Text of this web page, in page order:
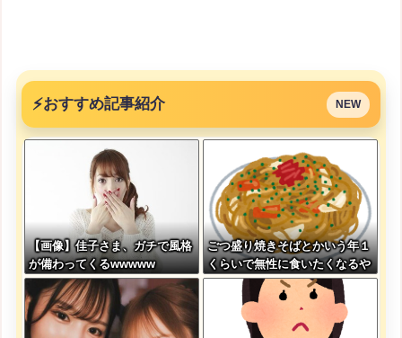
⚡おすすめ記事紹介 NEW
【画像】佳子さま、ガチで風格
が備わってくるwwwww
ごつ盛り焼きそばとかいう年１
くらいで無性に食いたくなるや
つｗｗｗｗｗｗｗｗ